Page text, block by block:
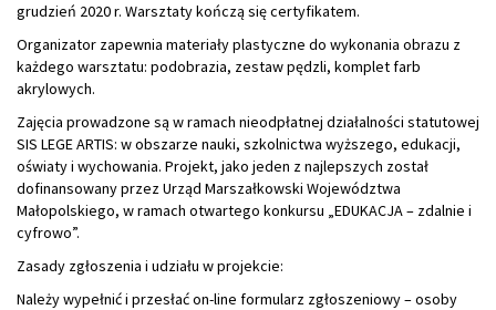
grudzień 2020 r. Warsztaty kończą się certyfikatem.
Organizator zapewnia materiały plastyczne do wykonania obrazu z
każdego warsztatu: podobrazia, zestaw pędzli, komplet farb
akrylowych.
Zajęcia prowadzone są w ramach nieodpłatnej działalności statutowej
SIS LEGE ARTIS: w obszarze nauki, szkolnictwa wyższego, edukacji,
oświaty i wychowania. Projekt, jako jeden z najlepszych został
dofinansowany przez Urząd Marszałkowski Województwa
Małopolskiego, w ramach otwartego konkursu „EDUKACJA – zdalnie i
cyfrowo”.
Zasady zgłoszenia i udziału w projekcie:
Należy wypełnić i przesłać on-line formularz zgłoszeniowy – osoby